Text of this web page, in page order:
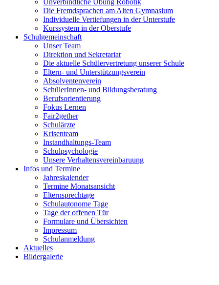
Unverbindliche Übung Robotik
Die Fremdsprachen am Alten Gymnasium
Individuelle Vertiefungen in der Unterstufe
Kurssystem in der Oberstufe
Schulgemeinschaft
Unser Team
Direktion und Sekretariat
Die aktuelle Schülervertretung unserer Schule
Eltern- und Unterstützungsverein
Absolventenverein
SchülerInnen- und Bildungsberatung
Berufsorientierung
Fokus Lernen
Fair2gether
Schulärzte
Krisenteam
Instandhaltungs-Team
Schulpsychologie
Unsere Verhaltensvereinbaruung
Infos und Termine
Jahreskalender
Termine Monatsansicht
Elternsprechtage
Schulautonome Tage
Tage der offenen Tür
Formulare und Übersichten
Impressum
Schulanmeldung
Aktuelles
Bildergalerie